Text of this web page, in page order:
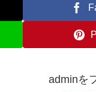
adminを